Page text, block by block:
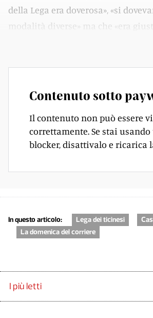
della Lega era doverosa», «si
modalità diverse» ma che «era
Contenuto sotto
Il contenuto non può essere
correttamente. Se stai usando
blocker, disattivalo e ricarica
In questo articolo: Lega dei ticinesi
La domenica del corriere
I più letti